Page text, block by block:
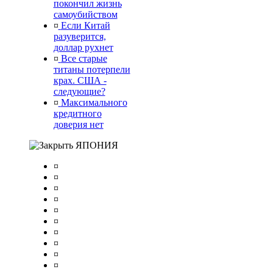
покончил жизнь
самоубийством
¤ Если Китай
разуверится,
доллар рухнет
¤ Все старые
титаны потерпели
крах. США -
следующие?
¤ Максимального
кредитного
доверия нет
ЯПОНИЯ
¤
¤
¤
¤
¤
¤
¤
¤
¤
¤